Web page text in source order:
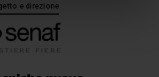
e direzione